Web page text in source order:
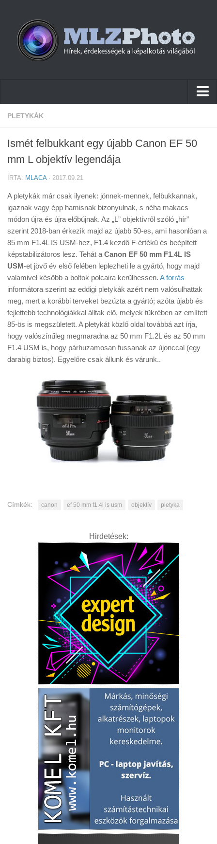
Hírek
Cikkek
Tudástár
Tanácsok
Érdekességek
Helyszíni Riport
E-BB
PLETYKÁK
Ismét felbukkant egy újabb Canon EF 50
mm L objektív legendája
ÍRTA: MLACA· 2017.09.21
A pletykák már csak ilyenek: jönnek-mennek, felbukkannak,
igaznak vagy épp hamisnak bizonyulnak, s néha makacs
módon újra és újra előbújnak. Az „L” objektívről szóló „hír”
szerint 2018-ban érkezik majd az újabb 50-es, ami hasonlóan a
85 mm F1.4L IS USM-hez, F1.4 kezdő F-értékű és beépített
képstabilizátoros lesz. Tehát a Canon EF 50 mm F1.4L IS
USM-et jövő év első felében leplezheti le a gyártó, hogy majd
valamivel később a boltok polcaira kerülhessen. A forrás
informátora szerint az eddigi pletykák azért nem valósulhattak
meg, mert a korábbi terveket bezúzta a gyártó; azóta újabb és
fejlettebb technológiákkal álltak elő, melyek tükrében az említett
85-ös is megszületett. A pletykát közlő oldal továbbá azt írja,
hogy valószínűleg megmaradna az 50 mm F1.2L és az 50 mm
F1.4 USM is, hogy párhuzamosan fussanak az újonccal (egy
darabig biztos). Egyelőre csak állunk és várunk..
Címkék: canon ef 50 mm f1.4l is usm objektív pletyka
Hirdetések: